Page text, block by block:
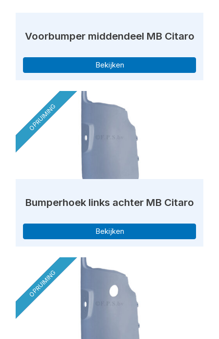
Voorbumper middendeel MB Citaro
Bekijken
OPRUIMING
Bumperhoek links achter MB Citaro
Bekijken
OPRUIMING